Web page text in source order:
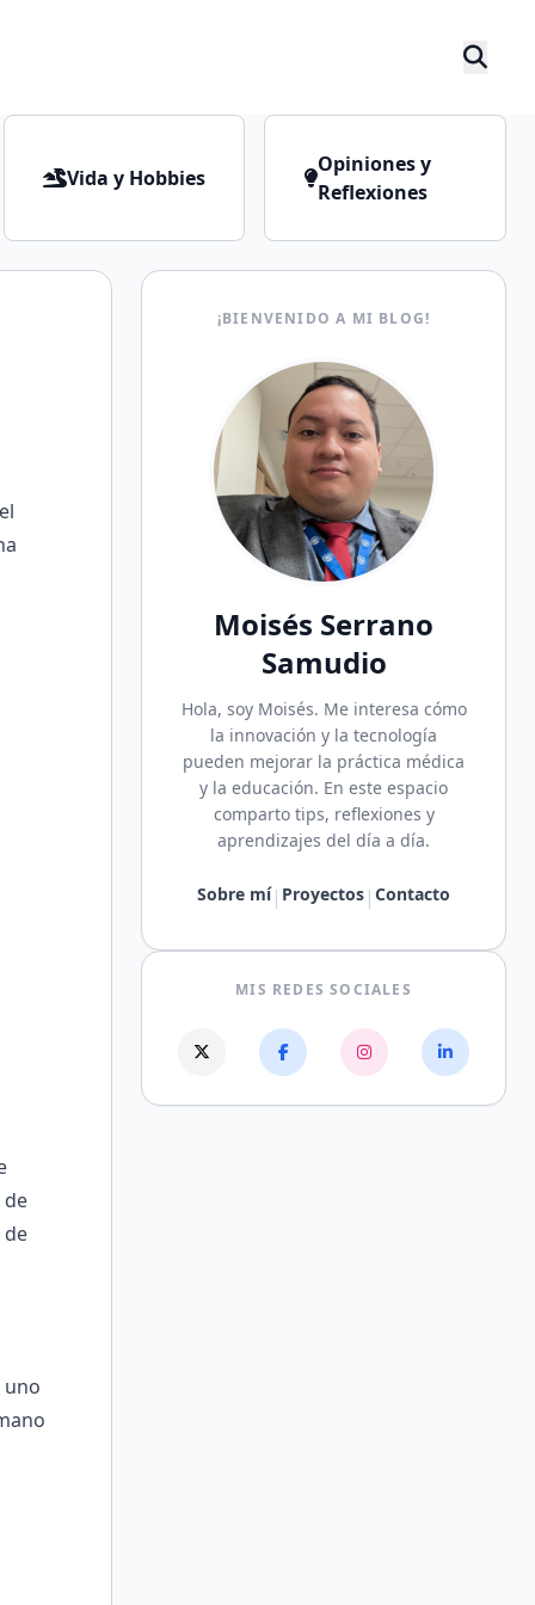
Vida y Hobbies
Opiniones y
Reflexiones
de
de
uno
¡BIENVENIDO A MI BLOG!
Moisés Serrano
Samudio
Hola, soy Moisés. Me interesa cómo
la innovación y la tecnología
pueden mejorar la práctica médica
y la educación. En este espacio
comparto tips, reflexiones y
aprendizajes del día a día.
Sobre mí| Proyectos | Contacto
MIS REDES SOCIALES